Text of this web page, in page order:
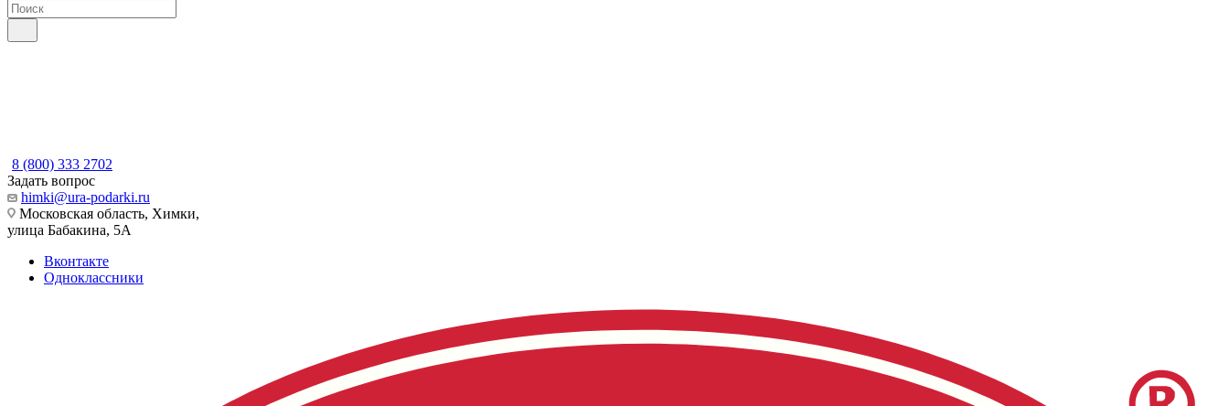
8 (800) 333 2702
Задать вопрос
himki@ura-podarki.ru
Московская область, Химки,
улица Бабакина, 5А
Вконтакте
Одноклассники